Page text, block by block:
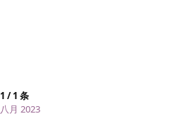
1 /1 条
八月 2023